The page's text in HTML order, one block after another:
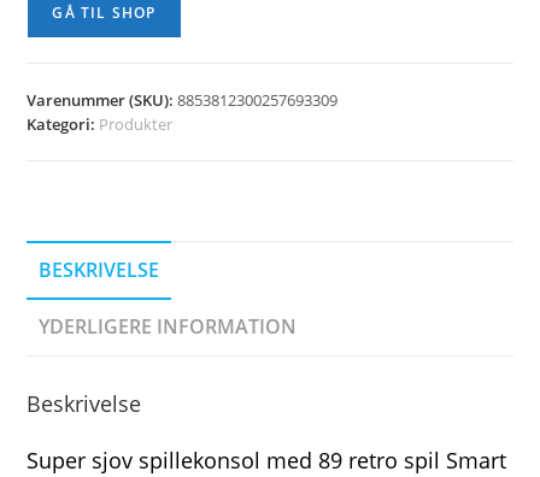
GÅ TIL SHOP
Varenummer (SKU):8853812300257693309
Kategori: Produkter
BESKRIVELSE
YDERLIGERE INFORMATION
Beskrivelse
Super sjov spillekonsol med 89 retro spil Smart